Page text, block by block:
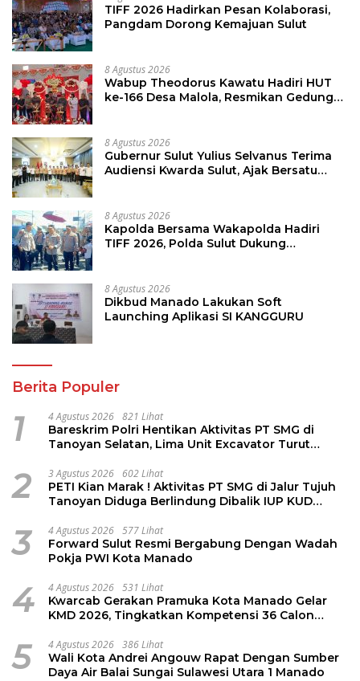
TIFF 2026 Hadirkan Pesan Kolaborasi,
Pangdam Dorong Kemajuan Sulut
8 Agustus 2026
Wabup Theodorus Kawatu Hadiri HUT
ke-166 Desa Malola, Resmikan Gedung
8 Agustus 2026
Gubernur Sulut Yulius Selvanus Terima
Audiensi Kwarda Sulut, Ajak Bersatu
8 Agustus 2026
Kapolda Bersama Wakapolda Hadiri
TIFF 2026, Polda Sulut Dukung
8 Agustus 2026
Dikbud Manado Lakukan Soft
Launching Aplikasi SI KANGGURU
Berita Populer
1 4 Agustus 2026 821 Lihat
Bareskrim Polri Hentikan Aktivitas PT SMG di
Tanoyan Selatan, Lima Unit Excavator Turut
2 3 Agustus 2026 602 Lihat
PETI Kian Marak ! Aktivitas PT SMG di Jalur Tujuh
Tanoyan Diduga Berlindung Dibalik IUP KUD
3 4 Agustus 2026 577 Lihat
Forward Sulut Resmi Bergabung Dengan Wadah
Pokja PWI Kota Manado
4 4 Agustus 2026 531 Lihat
Kwarcab Gerakan Pramuka Kota Manado Gelar
KMD 2026, Tingkatkan Kompetensi 36 Calon
5 4 Agustus 2026 386 Lihat
Wali Kota Andrei Angouw Rapat Dengan Sumber
Daya Air Balai Sungai Sulawesi Utara 1 Manado